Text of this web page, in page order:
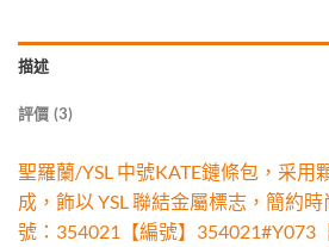
描述
評價 (3)
聖羅蘭/YSL 中號KATE鏈條包，采用
成，飾以 YSL 聯結金屬標志，簡約
號：354021【編號】354021#Y073